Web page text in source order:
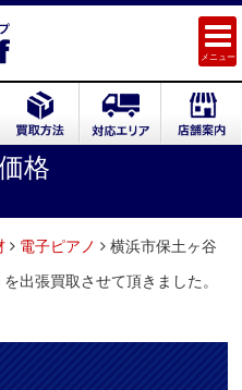
メニュー
格
電子ピアノ
横浜市保土ヶ谷
出張買取させて頂きました。